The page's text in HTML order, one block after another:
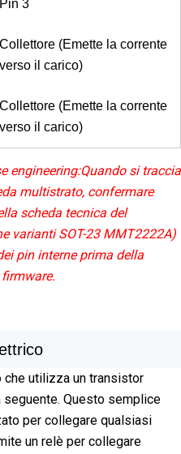
Pin 3
Collettore (Emette la corrente
verso il carico)
Collettore (Emette la corrente
verso il carico)
engineering:Quando si traccia
multistrato, confermare
scheda tecnica del
varianti SOT-23 MMT2222A)
pin interne prima della
che utilizza un transistor
Questo semplice
per collegare qualsiasi
un relè per collegare